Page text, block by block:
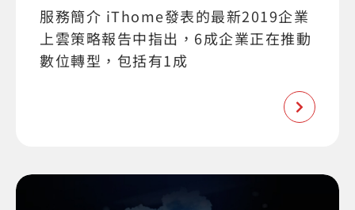
服務簡介 iThome發表的最新2019企業
上雲策略報告中指出，6成企業正在推動
數位轉型，包括有1成